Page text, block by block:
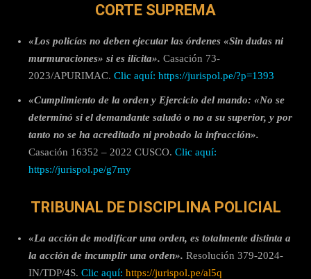
CORTE SUPREMA
«Los policías no deben ejecutar las órdenes «Sin dudas ni
murmuraciones» si es ilícita». Casación 73-
2023/APURIMAC. Clic aquí: https://jurispol.pe/?p=1393
«Cumplimiento de la orden y Ejercicio del mando: «No se
determinó si el demandante saludó o no a su superior, y por
tanto no se ha acreditado ni probado la infracción».
Casación 16352 – 2022 CUSCO. Clic aquí:
https://jurispol.pe/g7my
TRIBUNAL DE DISCIPLINA POLICIAL
«La acción de modificar una orden, es totalmente distinta a
la acción de incumplir una orden». Resolución 379-2024-
IN/TDP/4S. Clic aquí: https://jurispol.pe/al5q